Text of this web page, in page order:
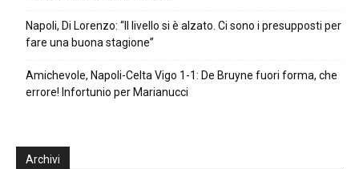
Napoli, Di Lorenzo: “Il livello si è alzato. Ci sono i presupposti per
fare una buona stagione”
Amichevole, Napoli-Celta Vigo 1-1: De Bruyne fuori forma, che
errore! Infortunio per Marianucci
Archivi